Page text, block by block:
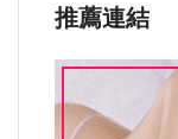
推薦連結